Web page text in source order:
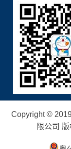
Copyright ©
限公司